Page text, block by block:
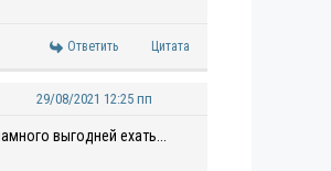
Ответить Цитата
29/08/2021 12:25 пп
выгодней ехать...